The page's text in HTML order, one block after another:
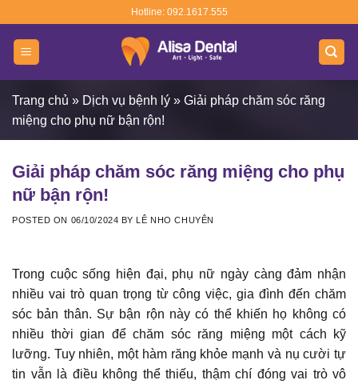
content
Hotline: 092.1617.555
Trang chủ » Dịch vụ bệnh lý » Giải pháp chăm sóc răng
miệng cho phụ nữ bận rộn!
Giải pháp chăm sóc răng miệng cho phụ
nữ bận rộn!
POSTED ON 06/10/2024 BY LÊ NHO CHUYÊN
Trong cuộc sống hiện đại, phụ nữ ngày càng đảm nhận
nhiều vai trò quan trọng từ công việc, gia đình đến chăm
sóc bản thân. Sự bận rộn này có thể khiến họ không có
nhiều thời gian để chăm sóc răng miệng một cách kỹ
lưỡng. Tuy nhiên, một hàm răng khỏe mạnh và nụ cười tự
tin vẫn là điều không thể thiếu, thậm chí đóng vai trò vô